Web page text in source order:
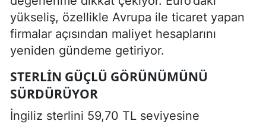
yükseliş, özellikle Avrupa ile ticaret yapan
firmalar açısından maliyet hesaplarını
yeniden gündeme getiriyor.
STERLIN GÜÇLÜ GÖRÜNÜMÜNÜ
SÜRDÜRÜYOR
İngiliz sterlini 59,70 TL seviyesine